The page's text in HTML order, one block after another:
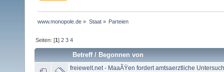
www.monopole.de » Staat» Parteien
Seiten: [1]2 3 4
Betreff/Begonnen von
freiewelt.net - MaaÃŸen fordert amtsaerztliche